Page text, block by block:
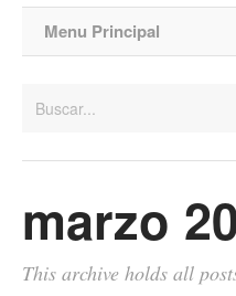
Menu Principal
marzo
This archive holds all